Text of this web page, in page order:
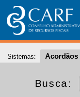
Sistemas: Acordãos
Busca: